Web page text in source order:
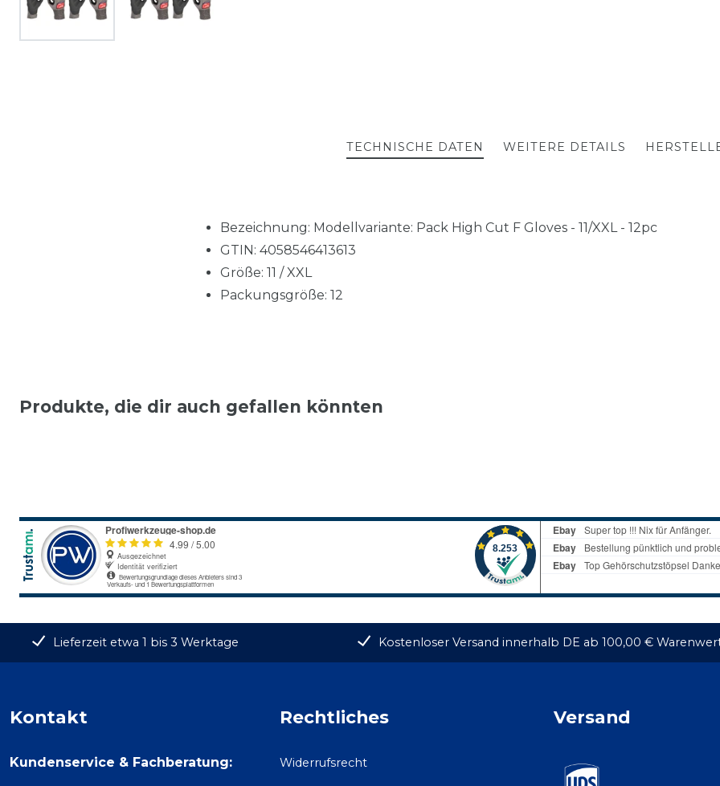
TECHNISCHE DATEN WEITERE DETAILS
Bezeichnung: Modellvariante: Pack High Cut F Gloves - 11/XXL - 12pc
GTIN: 4058546413613
Größe: 11 / XXL
Packungsgröße: 12
Produkte, die dir auch gefallen könnten
Lieferzeit etwa 1 bis 3 Werktage Kostenloser Versand innerhalb DE ab 100,00 €
Kontakt
Kundenservice & Fachberatung:
Rechtliches
Widerrufsrecht
Versand